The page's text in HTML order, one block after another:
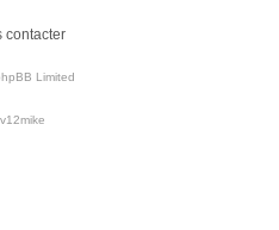
contacter
Limited